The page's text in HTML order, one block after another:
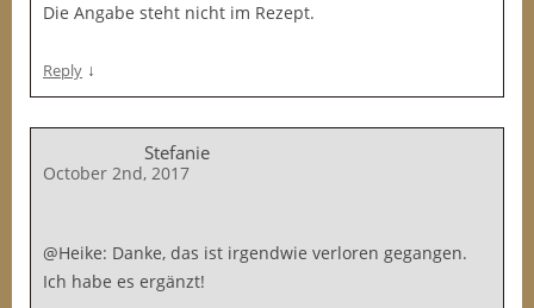
Die Angabe steht nicht im Rezept.
Reply ↓
Stefanie
October 2nd, 2017
@Heike: Danke, das ist irgendwie verloren gegangen.
Ich habe es ergänzt!